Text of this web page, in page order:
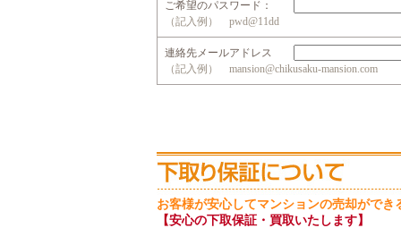
ご希望のパスワード：
（記入例） pwd@11dd
連絡先メールアドレス
（記入例） mansion@chikusaku-mansion.com
お客様が安心してマンションの売却がで
【安心の下取保証・買取いたします】